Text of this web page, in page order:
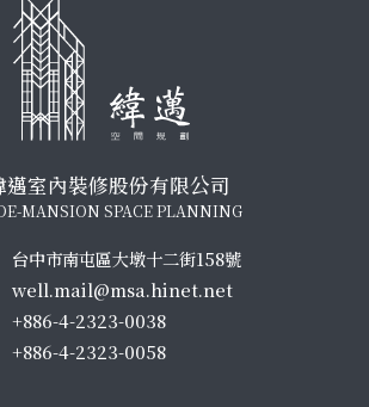
邁室內裝修股份有限公司
MANSION SPACE PLANNING
台中市南屯區大墩十二街158號
well.mail@msa.hinet.net
+886-4-2323-0038
+886-4-2323-0058